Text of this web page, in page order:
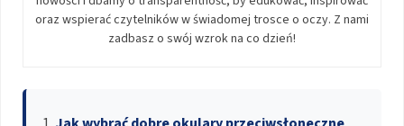
oraz wspierać czytelników w świadomej trosce o oczy. Z nami
zadbasz o swój wzrok na co dzień!